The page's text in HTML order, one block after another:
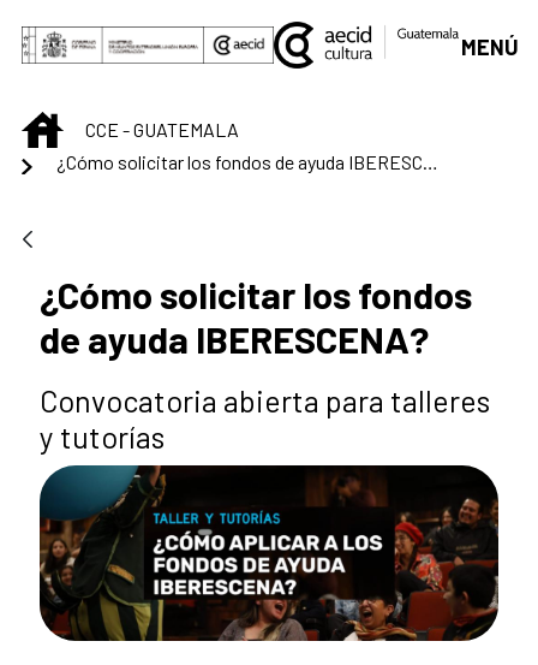
Saltar al contenido principal
MENÚ
INICIOCCE - GUATEMALA
¿Cómo solicitar los fondos
de ayuda IBERESCENA?
Convocatoria abierta para talleres
y tutorías